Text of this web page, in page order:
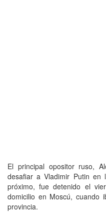
El principal opositor ruso,
desafiar a Vladimir Putin en
próximo, fue detenido el
domicilio en Moscú,
provincia.